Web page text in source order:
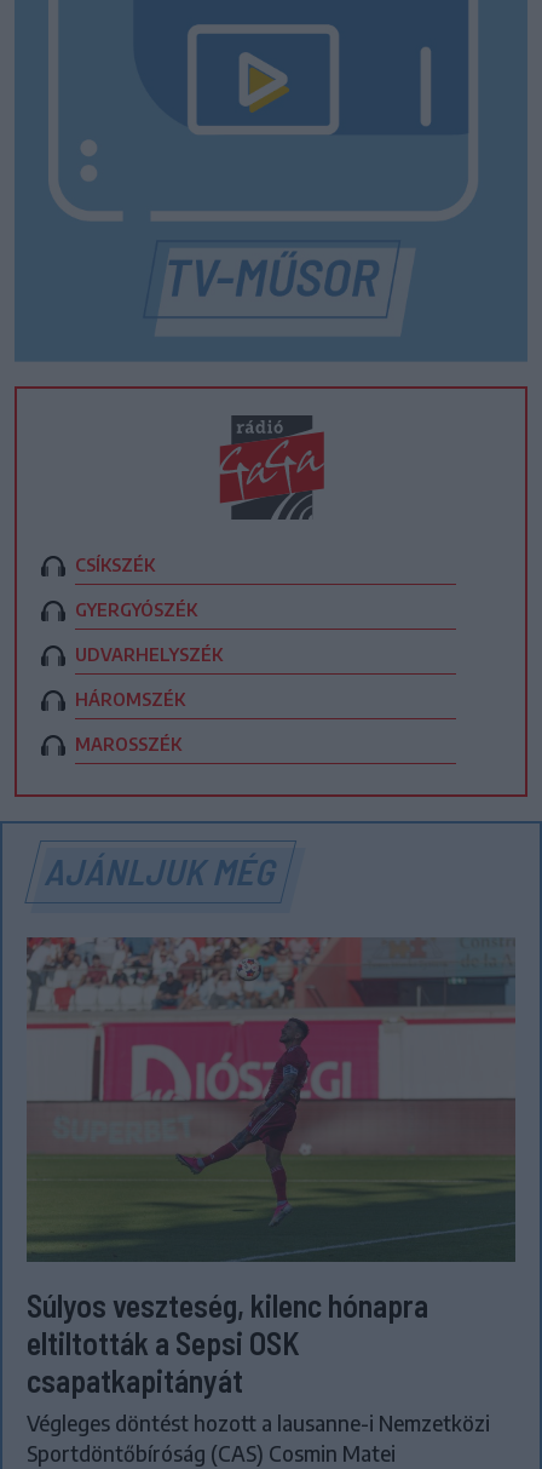
CSÍKSZÉK
GYERGYÓSZÉK
UDVARHELYSZÉK
HÁROMSZÉK
MAROSSZÉK
AJÁNLJUK MÉG
Súlyos veszteség, kilenc hónapra
eltiltották a Sepsi OSK
csapatkapitányát
Végleges döntést hozott a lausanne-i Nemzetközi
Sportdöntőbíróság (CAS) Cosmin Matei